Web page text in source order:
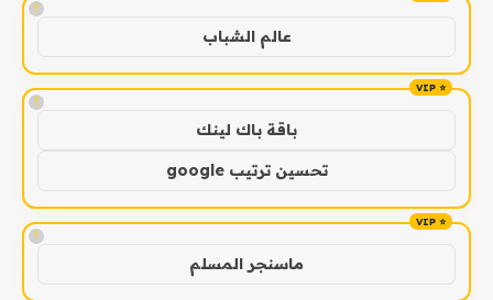
!
عالم الشباب
!
باقة باك لينك
تحسين ترتيب google
!
ماسنجر المسلم